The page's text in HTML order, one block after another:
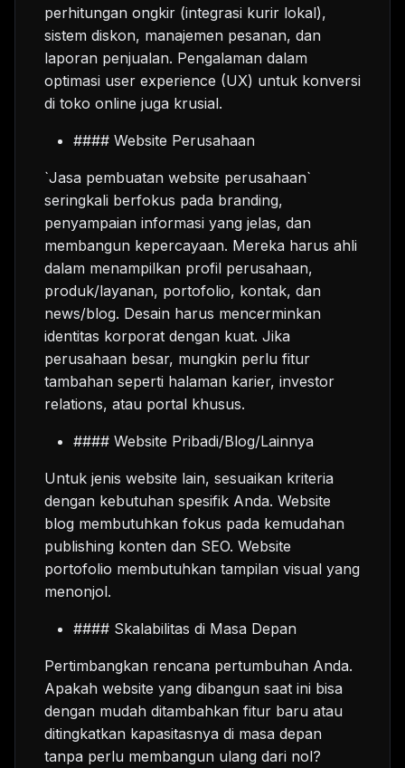
perhitungan ongkir (integrasi kurir lokal),
sistem diskon, manajemen pesanan, dan
laporan penjualan. Pengalaman dalam
optimasi user experience (UX) untuk konversi
di toko online juga krusial.
#### Website Perusahaan
`Jasa pembuatan website perusahaan`
seringkali berfokus pada branding,
penyampaian informasi yang jelas, dan
membangun kepercayaan. Mereka harus ahli
dalam menampilkan profil perusahaan,
produk/layanan, portofolio, kontak, dan
news/blog. Desain harus mencerminkan
identitas korporat dengan kuat. Jika
perusahaan besar, mungkin perlu fitur
tambahan seperti halaman karier, investor
relations, atau portal khusus.
#### Website Pribadi/Blog/Lainnya
Untuk jenis website lain, sesuaikan kriteria
dengan kebutuhan spesifik Anda. Website
blog membutuhkan fokus pada kemudahan
publishing konten dan SEO. Website
portofolio membutuhkan tampilan visual yang
menonjol.
#### Skalabilitas di Masa Depan
Pertimbangkan rencana pertumbuhan Anda.
Apakah website yang dibangun saat ini bisa
dengan mudah ditambahkan fitur baru atau
ditingkatkan kapasitasnya di masa depan
tanpa perlu membangun ulang dari nol?